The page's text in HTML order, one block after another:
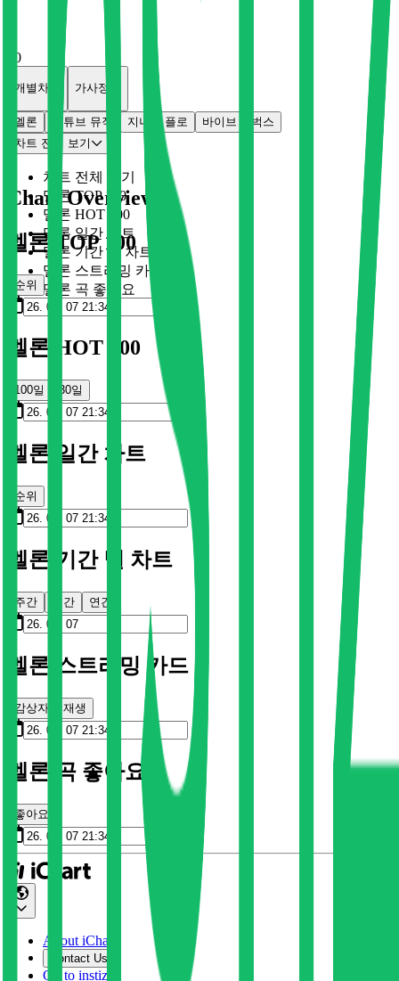
0
개별차트 가사정보
멜론 유튜브 뮤직 지니 플로 바이브
벅스
차트 전체 보기
차트 전체 보기
멜론 TOP 100
멜론 HOT 100
멜론 일간 차트
멜론 기간 별 차트
멜론 스트리밍 카드
멜론 곡 좋아요
Chart Overview
멜론 TOP 100
순위
멜론 HOT 100
100일 30일
멜론 일간 차트
순위
멜론 기간 별 차트
주간 월간 연간
멜론 스트리밍 카드
감상자 재생
멜론 곡 좋아요
좋아요
About iChart
Contact Us
Go to instiz